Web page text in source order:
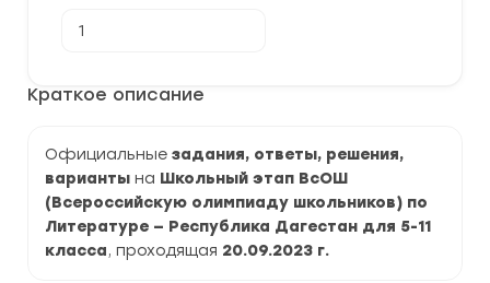
Краткое описание
Официальные задания, ответы, решения,
варианты на Школьный этап ВсОШ
(Всероссийскую олимпиаду школьников) по
Литературе — Республика Дагестан для 5-11
класса, проходящая 20.09.2023 г.
товара
этап
по
2024
г.
Республика
Дагестан
05
регион
задания